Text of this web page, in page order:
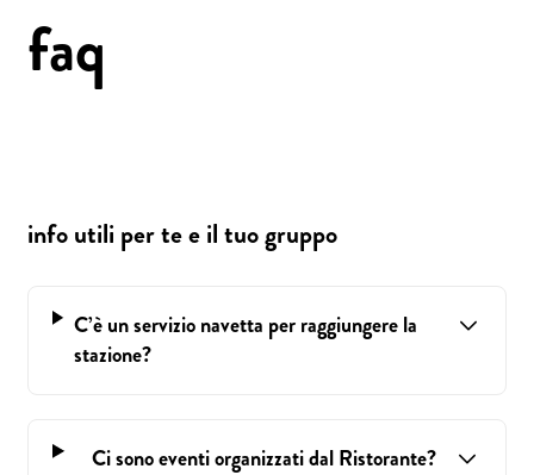
faq
info utili per te e il tuo gruppo
C’è un servizio navetta per raggiungere la
stazione?
Ci sono eventi organizzati dal Ristorante?